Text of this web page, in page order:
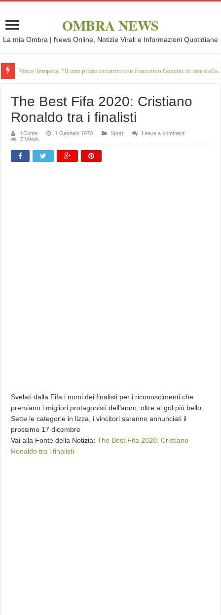
OMBRA NEWS
La mia Ombra | News Online, Notizie Virali e Informazioni Quotidiane
Vince Tempera: “Il mio primo incontro con Francesco Guccini in una
The Best Fifa 2020: Cristiano
Ronaldo tra i finalisti
Il Conte 1 Gennaio 1970 Sport
Leave a comment
7 Views
Svelati dalla Fifa i nomi dei finalisti per i riconoscimenti che
premiano i migliori protagonisti dell’anno, oltre al gol più bello.
Sette le categorie in lizza, i vincitori saranno annunciati il
prossimo 17 dicembre
Vai alla Fonte della Notizia:The Best Fifa 2020: Cristiano
Ronaldo tra i finalisti